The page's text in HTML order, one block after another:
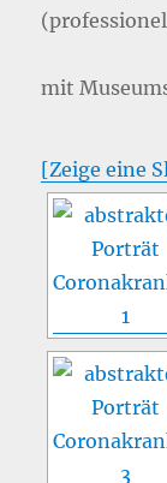
mit
[Zeige eine